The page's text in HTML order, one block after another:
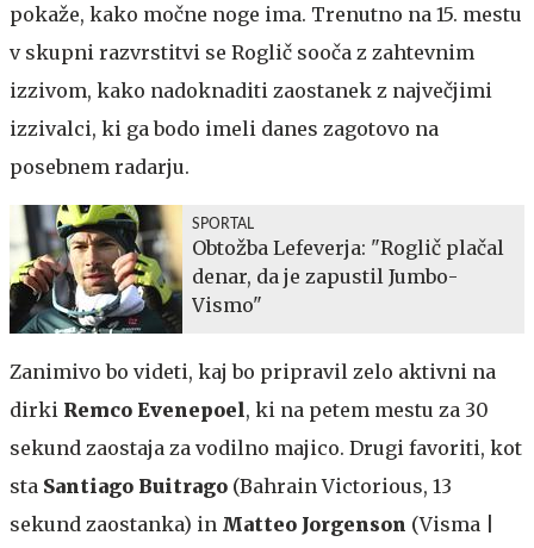
pokaže, kako močne noge ima. Trenutno na 15. mestu
v skupni razvrstitvi se Roglič sooča z zahtevnim
izzivom, kako nadoknaditi zaostanek z največjimi
izzivalci, ki ga bodo imeli danes zagotovo na
posebnem radarju.
SPORTAL
Obtožba Lefeverja: "Roglič plačal
denar, da je zapustil Jumbo-
Vismo"
Zanimivo bo videti, kaj bo pripravil zelo aktivni na
dirki Remco Evenepoel, ki na petem mestu za 30
sekund zaostaja za vodilno majico. Drugi favoriti, kot
sta Santiago Buitrago (Bahrain Victorious, 13
sekund zaostanka) in Matteo Jorgenson (Visma |